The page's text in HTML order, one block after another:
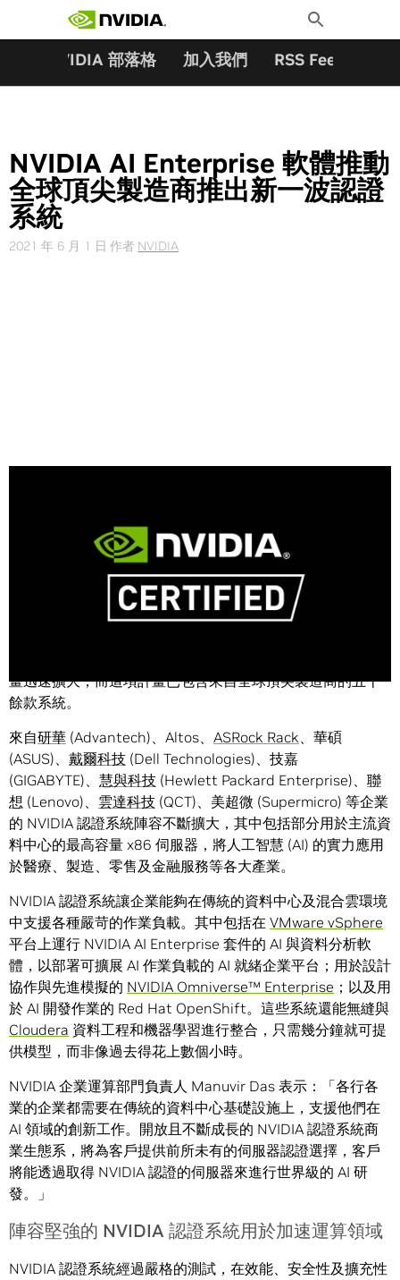
Toggle
Search
NVIDIA 部落格 加入我們 RSS Feeds
NVIDIA AI Enterprise 軟體推動
全球頂尖製造商推出新一波認證
系統
2021 年 6 月 1 日 作者 NVIDIA
畫迅速擴大，而這項計畫已包含來自全球頂尖製造商的五十
餘款系統。
來自研華 (Advantech)、Altos、 ASRock Rack、華碩
(ASUS)、 戴爾科技 (Dell Technologies)、技嘉
(GIGABYTE)、 慧與科技 (Hewlett Packard Enterprise)、 聯
想 (Lenovo)、 雲達科技 (QCT)、美超微 (Supermicro) 等企業
的 NVIDIA 認證系統陣容不斷擴大，其中包括部分用於主流資
料中心的最高容量 x86 伺服器，將人工智慧 (AI) 的實力應用
於醫療、製造、零售及金融服務等各大產業。
NVIDIA 認證系統讓企業能夠在傳統的資料中心及混合雲環境
中支援各種嚴苛的作業負載。其中包括在 VMware vSphere
平台上運行 NVIDIA AI Enterprise 套件的 AI 與資料分析軟
體，以部署可擴展 AI 作業負載的 AI 就緒企業平台；用於設計
協作與先進模擬的 NVIDIA Omniverse™ Enterprise ；以及用
於 AI 開發作業的 Red Hat OpenShift。這些系統還能無縫與
Cloudera 資料工程和機器學習進行整合，只需幾分鐘就可提
供模型，而非像過去得花上數個小時。
NVIDIA 企業運算部門負責人 Manuvir Das 表示：「各行各
業的企業都需要在傳統的資料中心基礎設施上，支援他們在
AI 領域的創新工作。開放且不斷成長的 NVIDIA 認證系統商
業生態系，將為客戶提供前所未有的伺服器認證選擇，客戶
將能透過取得 NVIDIA 認證的伺服器來進行世界級的 AI 研
發。」
陣容堅強的 NVIDIA 認證系統用於加速運算領域
NVIDIA 認證系統經過嚴格的測試，在效能、安全性及擴充性